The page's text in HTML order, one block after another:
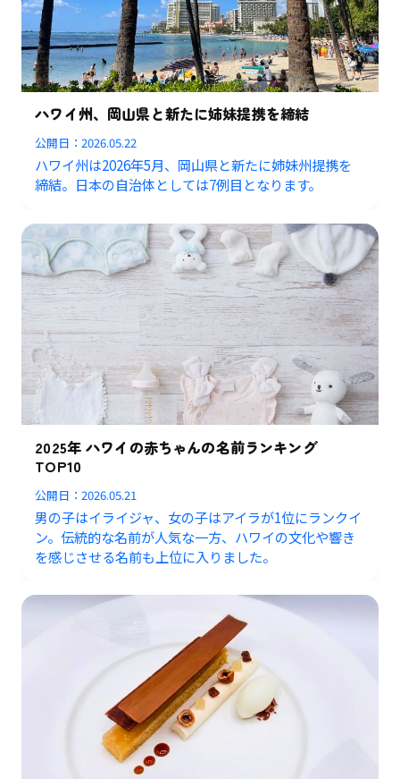
ハワイ州、岡山県と新たに姉妹提携を締結
公開日：2026.05.22
ハワイ州は2026年5月、岡山県と新たに姉妹州提携を
締結。日本の自治体としては7例目となります。
2025年 ハワイの赤ちゃんの名前ランキング
TOP10
公開日：2026.05.21
男の子はイライジャ、女の子はアイラが1位にランクイ
ン。伝統的な名前が人気な一方、ハワイの文化や響き
を感じさせる名前も上位に入りました。